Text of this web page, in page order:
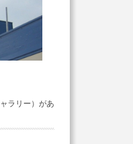
ラリー）があ